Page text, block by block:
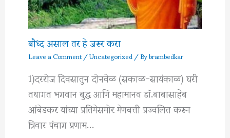
बौध्द असाल तर हे जरूर करा
Leave a Comment/Uncategorized/ Bybrambedkar
1)दररोज दिवसातुन दोनवेळ (सकाळ-सायंकाळ) घरी
तथागत भगवान बुद्ध आणि महामानव डॉ.बाबासाहेब
आंबेडकर यांच्या प्रतिमेसमोर मेणबत्ती प्रज्वलित करून
त्रिवार पंचाग प्रणाम…